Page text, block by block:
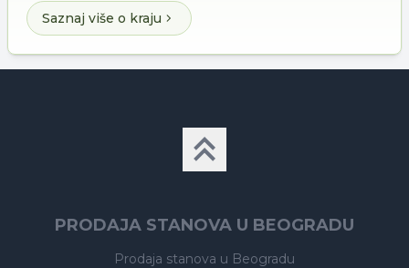
Saznaj više o kraju
PRODAJA STANOVA U BEOGRADU
Prodaja stanova u Beogradu